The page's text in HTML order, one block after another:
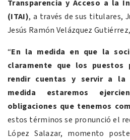
Transparencia y Acceso a la
(ITAI), a través de sus titulares,
Jesús Ramón Velázquez
“En la medida en que la
claramente que los puestos
rendir cuentas y servir a la
medida estaremos
obligaciones que tenemos
estos términos se pronunció el
López Salazar, momento